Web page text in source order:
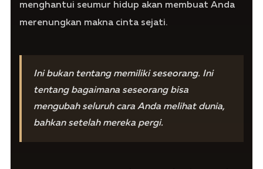
menghantui seumur hidup akan membuat Anda
merenungkan makna cinta sejati.
Ini bukan tentang memiliki seseorang. Ini
tentang bagaimana seseorang bisa
mengubah seluruh cara Anda melihat dunia,
bahkan setelah mereka pergi.